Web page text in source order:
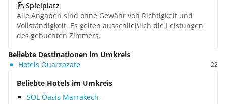
Spielplatz
Alle Angaben sind ohne Gewähr von Richtigkeit und
Vollständigkeit. Es gelten ausschließlich die Leistungen
des gebuchten Zimmers.
Beliebte Destinationen im Umkreis
Hotels Ouarzazate
22
Beliebte Hotels im Umkreis
SOL Oasis Marrakech